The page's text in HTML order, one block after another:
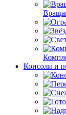
Консоли и